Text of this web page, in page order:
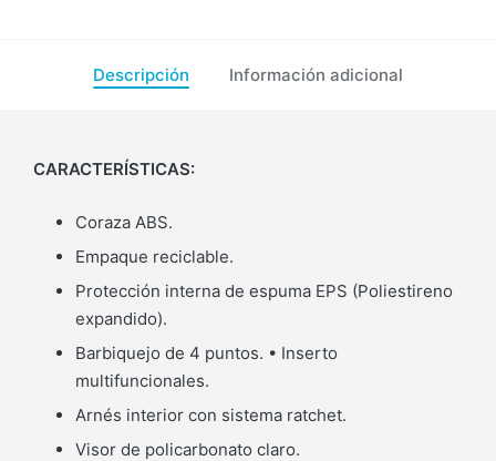
Descripción Información adicional
CARACTERÍSTICAS:
Coraza ABS.
Empaque reciclable.
Protección interna de espuma EPS (Poliestireno
expandido).
Barbiquejo de 4 puntos. • Inserto
multifuncionales.
Arnés interior con sistema ratchet.
Visor de policarbonato claro.